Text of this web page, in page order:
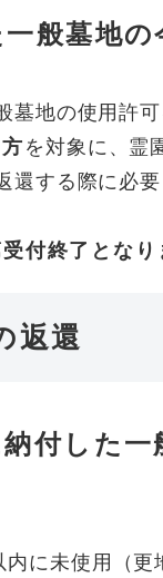
般墓地
地の使用許可
を対象に、霊
還する際に必
付終了となり
返還
付した
に未使用（